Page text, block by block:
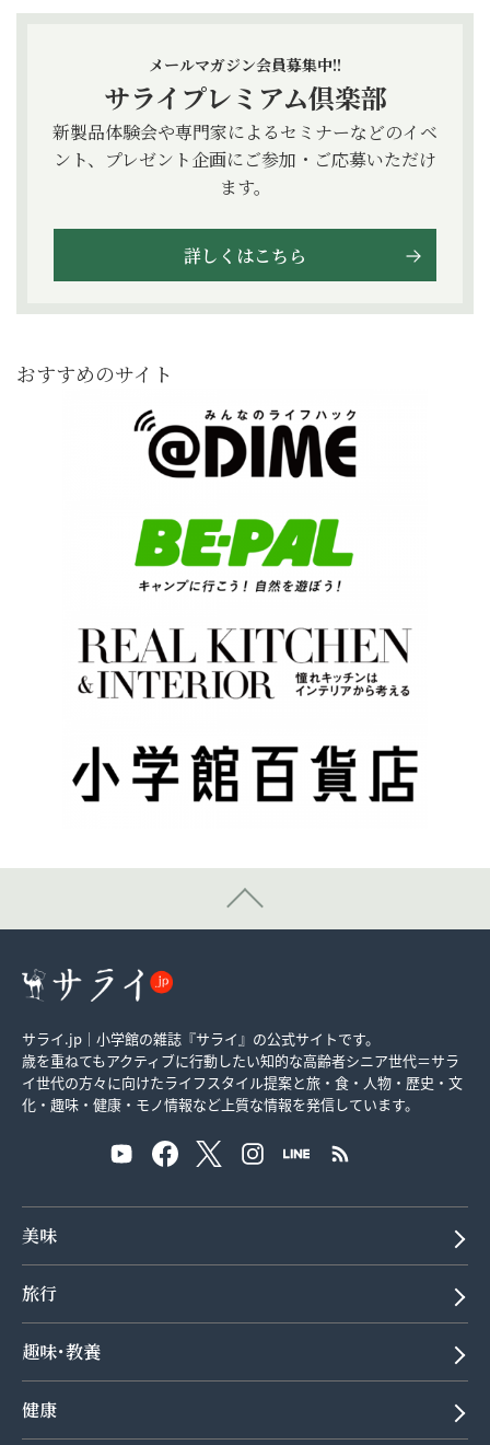
メールマガジン会員募集中!!
サライプレミアム倶楽部
新製品体験会や専門家によるセミナーなどのイベ
ント、プレゼント企画にご参加・ご応募いただけ
ます。
詳しくはこちら
おすすめのサイト
サライ.jp｜小学館の雑誌『サライ』の公式サイトです。
歳を重ねてもアクティブに行動したい知的な高齢者シニア世代＝サラ
イ世代の方々に向けたライフスタイル提案と旅・食・人物・歴史・文
化・趣味・健康・モノ情報など上質な情報を発信しています。
美味
旅行
趣味･教養
健康